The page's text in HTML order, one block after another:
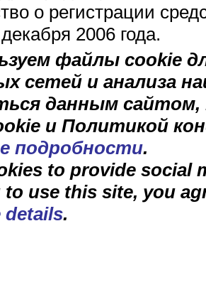
о регистрации
2006 года.
файлы cookie
сетей и анализа
данным
и Политикой
подробности.
to provide social
use this site, you
details.